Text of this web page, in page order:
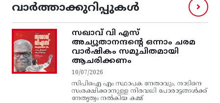
വാർത്താക്കുറിപ്പുകൾ
സഖാവ് വി എസ്‌
അച്യുതാനന്ദന്റെ ഒന്നാം ചരമ
വാര്‍ഷികം സമുചിതമായി
ആചരിക്കണം
10/07/2026
സിപിഐ എം സ്ഥാപക നേതാവും, നാടിനെ
സംരക്ഷിക്കാനുള്ള നിരവധി പോരാട്ടങ്ങള്‍ക്ക്‌
നേതൃത്വം നല്‍കിയ കമ്മ്